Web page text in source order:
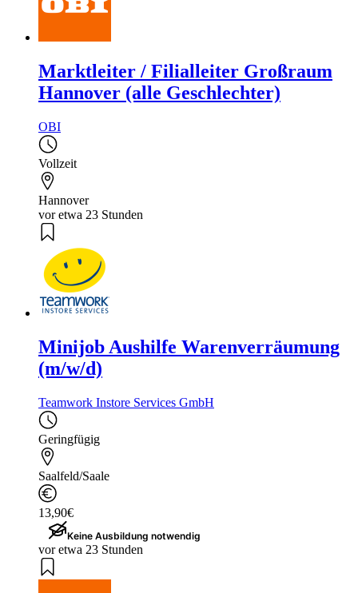
Marktleiter / Filialleiter Großraum
Hannover (alle Geschlechter)
OBI
Vollzeit
Hannover
vor etwa 23 Stunden
Minijob Aushilfe Warenverräumung
(m/w/d)
Teamwork Instore Services GmbH
Geringfügig
Saalfeld/Saale
13,90€
Keine Ausbildung notwendig
vor etwa 23 Stunden